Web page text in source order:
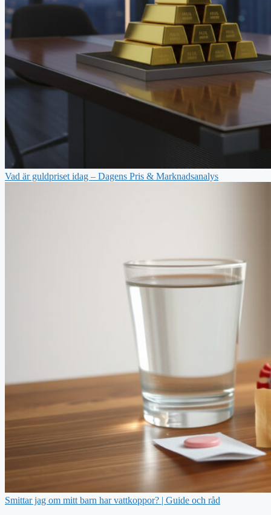
Vad är guldpriset idag – Dagens Pris & Marknadsanalys
Smittar jag om mitt barn har vattkoppor? | Guide och råd